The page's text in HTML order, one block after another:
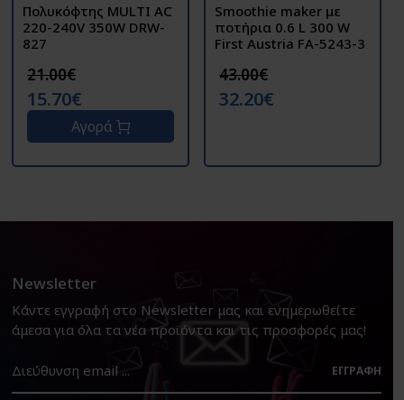
Πολυκόφτης MULTI AC
220-240V 350W DRW-
827
21.00€
15.70€
Αγορά
Smoothie maker με
ποτήρια 0.6 L 300 W
First Austria FA-5243-3
43.00€
32.20€
Newsletter
Κάντε εγγραφή στο Newsletter μας και ενημερωθείτε
άμεσα για όλα τα νέα προϊόντα και τις προσφορές μας!
ΕΓΓΡΑΦΉ